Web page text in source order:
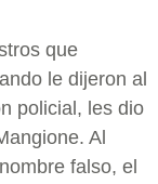
que
le dijeron al
policial, les dio
Al
falso, el